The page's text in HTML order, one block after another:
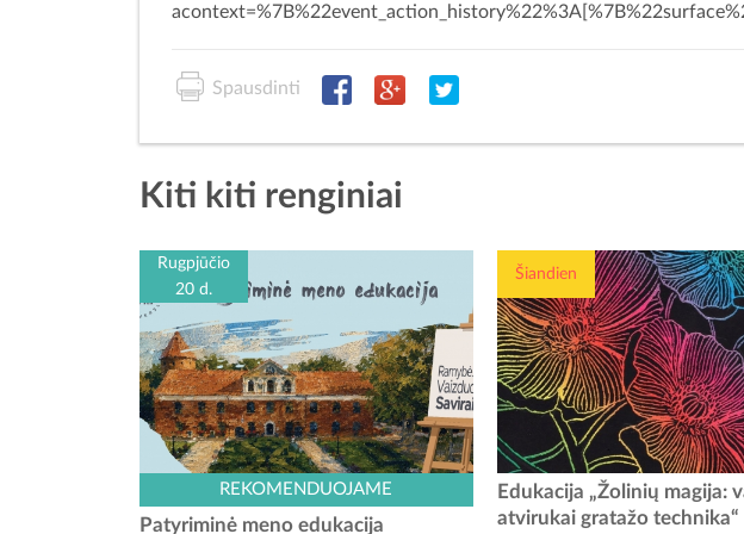
Spausdinti
Kiti kiti renginiai
Rugpjūčio
20 d.
Kauno rajono turizmo ir verslo informacijos
centras kviečia išbandyti naują veiklą –
REKOMENDUOJAME
Patyriminė meno edukacija
Šiandien
Ar žinojote, kad po
sluoksniu gali slėptis
Edukacija „Žolinių magija:
atvirukai gratažo technika“